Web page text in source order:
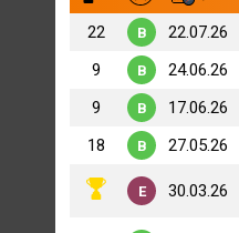
22
B 22.07.26
9 B 24.06.26
9 B 17.06.26
18 B 27.05.26
E 30.03.26